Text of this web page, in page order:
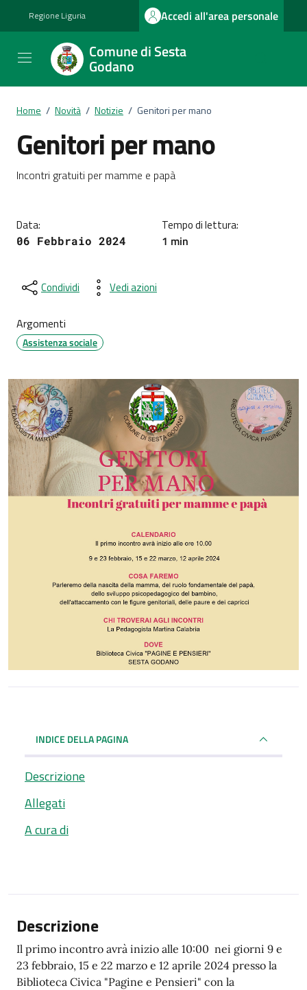
Regione Liguria Accedi all'area personale
Comune di Sesta
Godano
Home / Novità / Notizie / Genitori per mano
Genitori per mano
Dettagli della notizia
Incontri gratuiti per mamme e papà
Data:
06 Febbraio 2024
Tempo di lettura:
1 min
Condividi Vedi azioni
Argomenti
Assistenza sociale
INDICE DELLA PAGINA
Descrizione
Allegati
A cura di
Descrizione
Il primo incontro avrà inizio alle 10:00 nei giorni 9 e
23 febbraio, 15 e 22 marzo e 12 aprile 2024 presso la
Biblioteca Civica "Pagine e Pensieri" con la